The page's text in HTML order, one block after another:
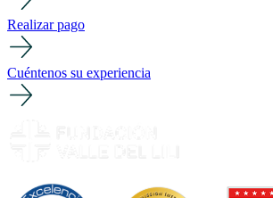
Realizar pago
Cuéntenos su experiencia